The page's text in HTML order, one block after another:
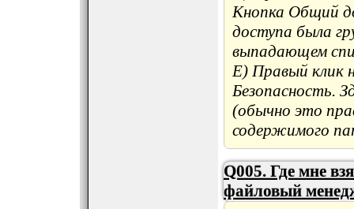
Кнопка Общий
доступа была
выпадающем
E) Правый клик
Безопасность.
(обычно это
содержимого
Q005. Где мне
файловый